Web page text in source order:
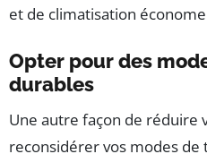
et de climatisation
Opter pour des
durables
Une autre façon de réduire
reconsidérer vos modes de